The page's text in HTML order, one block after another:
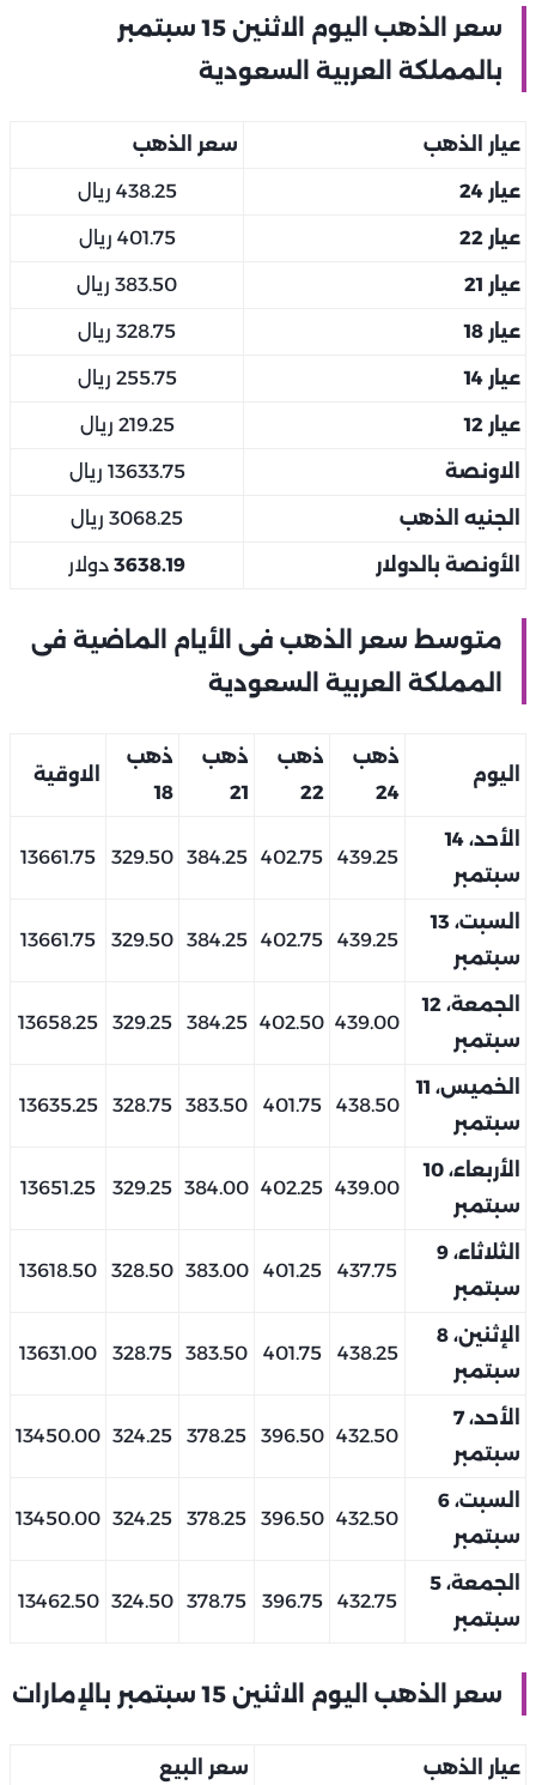
سعر الذهب اليوم الاثنين 15 سبتمبر
بالمملكة العربية السعودية
عيار الذهب سعر الذهب
عيار 24 438.25 ريال
عيار 22 401.75 ريال
عيار 21 383.50 ريال
عيار 18 328.75 ريال
عيار 14 255.75 ريال
عيار 12 219.25 ريال
الاونصة 13633.75 ريال
الجنيه الذهب 3068.25 ريال
الأونصة بالدولار 3638.19 دولار
متوسط سعر الذهب فى الأيام الماضية فى
المملكة العربية السعودية
اليوم
ذهب
24
ذهب
22
ذهب
21
ذهب
18
الاوقية
الأحد، 14
سبتمبر
439.25
402.75
384.25
329.50
13661.75
السبت، 13
سبتمبر
439.25
402.75
384.25
329.50
13661.75
الجمعة، 12
سبتمبر
439.00
402.50
384.25
329.25
13658.25
الخميس، 11
سبتمبر
438.50
401.75
383.50
328.75
13635.25
الأربعاء، 10
سبتمبر
439.00
402.25
384.00
329.25
13651.25
الثلاثاء، 9
سبتمبر
437.75
401.25
383.00
328.50
13618.50
الإثنين، 8
سبتمبر
438.25
401.75
383.50
328.75
13631.00
الأحد، 7
سبتمبر
432.50
396.50
378.25
324.25
13450.00
السبت، 6
سبتمبر
432.50
396.50
378.25
324.25
13450.00
الجمعة، 5
سبتمبر
432.75
396.75
378.75
324.50
13462.50
سعر الذهب اليوم الاثنين 15 سبتمبر بالإمارات
عيار الذهب سعر البيع